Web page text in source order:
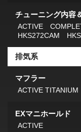
チューニング内容
ACTIVE
HKS272CAM
排気系
マフラー
ACTIVE TITANIUM
EXマニホールド
ACTIVE